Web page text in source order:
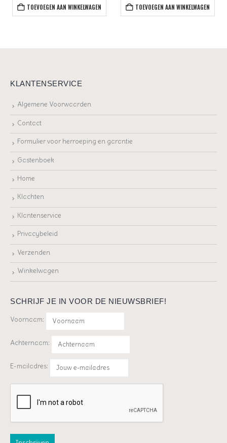
TOEVOEGEN AAN WINKELWAGEN TOEVOEGEN AAN WINKELWAGEN
KLANTENSERVICE
Algemene Voorwaarden
Contact
Formulier voor herroeping en garantie
Gastenboek
Home
Klachten
Klantenservice
Privacybeleid
Verzenden
Winkelwagen
SCHRIJF JE IN VOOR DE NIEUWSBRIEF!
Voornaam:
Achternaam:
E-mailadres: